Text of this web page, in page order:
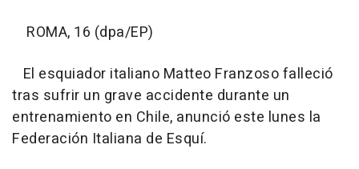
ROMA, 16 (dpa/EP)
El esquiador italiano Matteo Franzoso falleció
tras sufrir un grave accidente durante un
entrenamiento en Chile, anunció este lunes la
Federación Italiana de Esquí.